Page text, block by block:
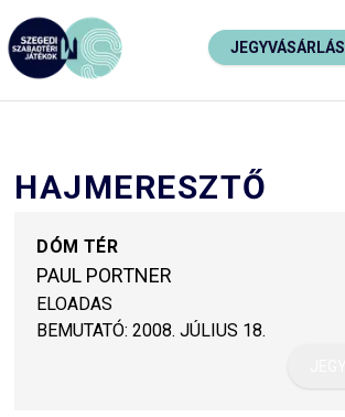
JEGYVÁSÁRLÁS
HAJMERESZTŐ
DÓM TÉR
PAUL PORTNER
ELOADAS
BEMUTATÓ: 2008. JÚLIUS 18.